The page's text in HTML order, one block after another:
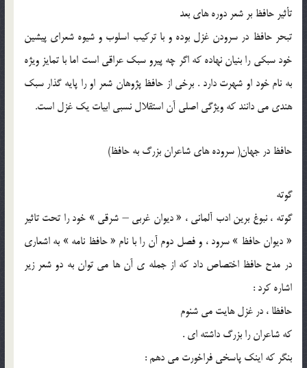
تأثیر حافظ بر شعر دوره‌ های بعد
تبحر حافظ در سرودن غزل بوده و با ترکیب اسلوب و شیوه شعرای پیشین
خود سبکی را بنیان نهاده که اگر چه پیرو سبک عراقی است اما با تمایز ویژه
به نام خود او شهرت دارد . برخی از حافظ پژوهان شعر او را پایه گذار سبک
هندی می ‌دانند که ویژگی اصلی آن استقلال نسبی ابیات یک غزل است.
حافظ در جهان( سروده ‌های شاعران بزرگ به حافظ)
گوته
گوته ، نبوغ برین ادب آلمانی ، « دیوان غربی – شرقی » خود را تحت تاثیر
« دیوان حافظ » سرود ، و فصل دوم آن را با نام « حافظ‌ ‌نامه » به اشعاری
در مدح حافظ اختصاص داد که از جمله‌ ی آن‌ ها می ‌توان به دو شعر زیر
اشاره کرد :
حافظا ، در غزل ‌هایت می ‌شنوم
که شاعران را بزرگ داشته ‌ای .
بنگر که اینک پاسخی فراخورت می ‌دهم :